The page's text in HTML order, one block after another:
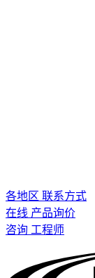
各地区 联系方式
在线 产品询价
咨询 工程师